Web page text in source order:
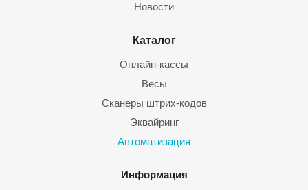
Новости
Каталог
Онлайн-кассы
Весы
Сканеры штрих-кодов
Эквайринг
Автоматизация
Информация